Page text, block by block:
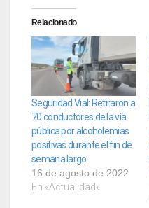
Relacionado
Seguridad Vial: Retiraron a
70 conductores de la vía
pública por alcoholemias
positivas durante el fin de
semana largo
16 de agosto de 2022
En «Actualidad»